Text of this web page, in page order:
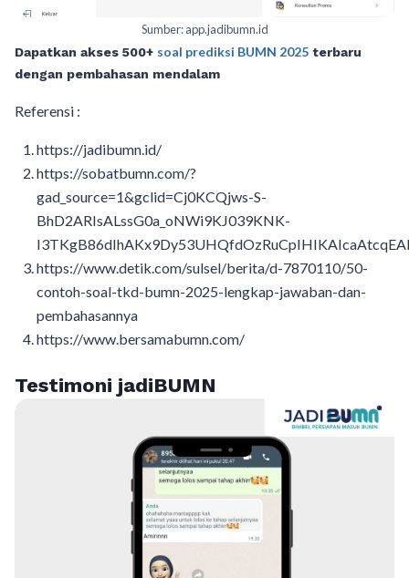
Sumber: app.jadibumn.id
Dapatkan akses 500+ soal prediksi BUMN 2025 terbaru
dengan pembahasan mendalam
Referensi :
https://jadibumn.id/
https://sobatbumn.com/?
gad_source=1&gclid=Cj0KCQjws-S-
BhD2ARIsALssG0a_oNWi9KJ039KNK-
https://www.detik.com/sulsel/berita/d-7870110/50-
contoh-soal-tkd-bumn-2025-lengkap-jawaban-dan-
pembahasannya
https://www.bersamabumn.com/
Testimoni jadiBUMN